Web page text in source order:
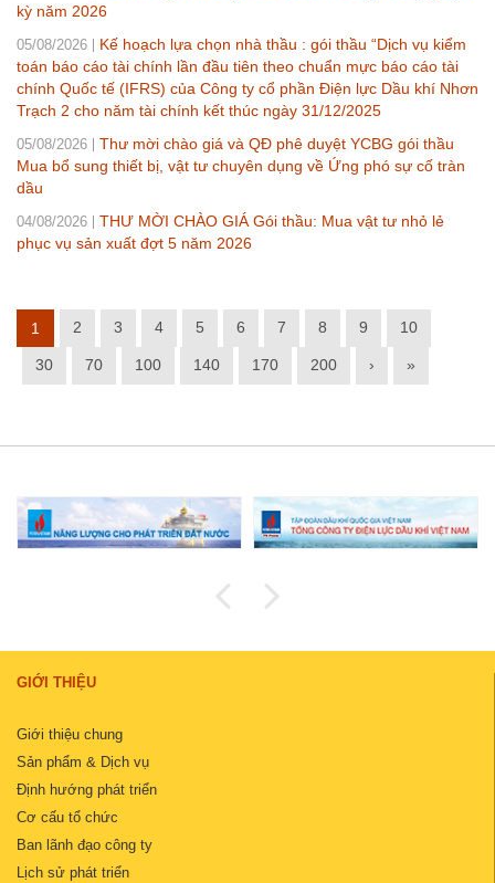
kỳ năm 2026
05/08/2026
Kế hoạch lựa chọn nhà thầu : gói thầu “Dịch vụ kiểm
toán báo cáo tài chính lần đầu tiên theo chuẩn mực báo cáo tài
chính Quốc tế (IFRS) của Công ty cổ phần Điện lực Dầu khí Nhơn
Trạch 2 cho năm tài chính kết thúc ngày 31/12/2025
05/08/2026
Thư mời chào giá và QĐ phê duyệt YCBG gói thầu
Mua bổ sung thiết bị, vật tư chuyên dụng về Ứng phó sự cố tràn
dầu
04/08/2026
THƯ MỜI CHÀO GIÁ Gói thầu: Mua vật tư nhỏ lẻ
phục vụ sản xuất đợt 5 năm 2026
1 2 3 4 5 6 7 8 9 10
30 70 100 140 170 200 › »
GIỚI THIỆU
Giới thiệu chung
Sản phẩm & Dịch vụ
Định hướng phát triển
Cơ cấu tổ chức
Ban lãnh đạo công ty
Lịch sử phát triển